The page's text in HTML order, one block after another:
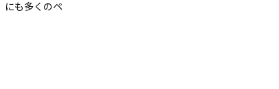
にも多くのペ